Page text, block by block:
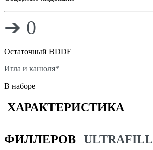
➔ 0
Остаточный BDDE
Игла и канюля*
В наборе
ХАРАКТЕРИСТИКА
ФИЛЛЕРОВ ULTRAFILL